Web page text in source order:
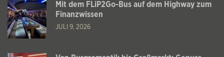
Mit dem FLiP2Go-Bus auf dem Highway zum
Finanzwissen
JULI 9, 2026